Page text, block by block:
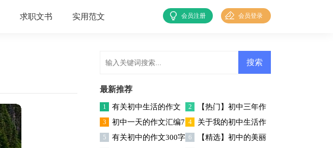
求职文书 实用范文 会员登录
会员注册
最新推荐
1
有关初中生活的作文
集锦八篇
2
【热门】初中三年作
文集锦六篇
3
初中一天的作文汇编7
篇
4
关于我的初中生活作
文合集七篇
5
有关初中的作文300字 6
【精选】初中的美丽